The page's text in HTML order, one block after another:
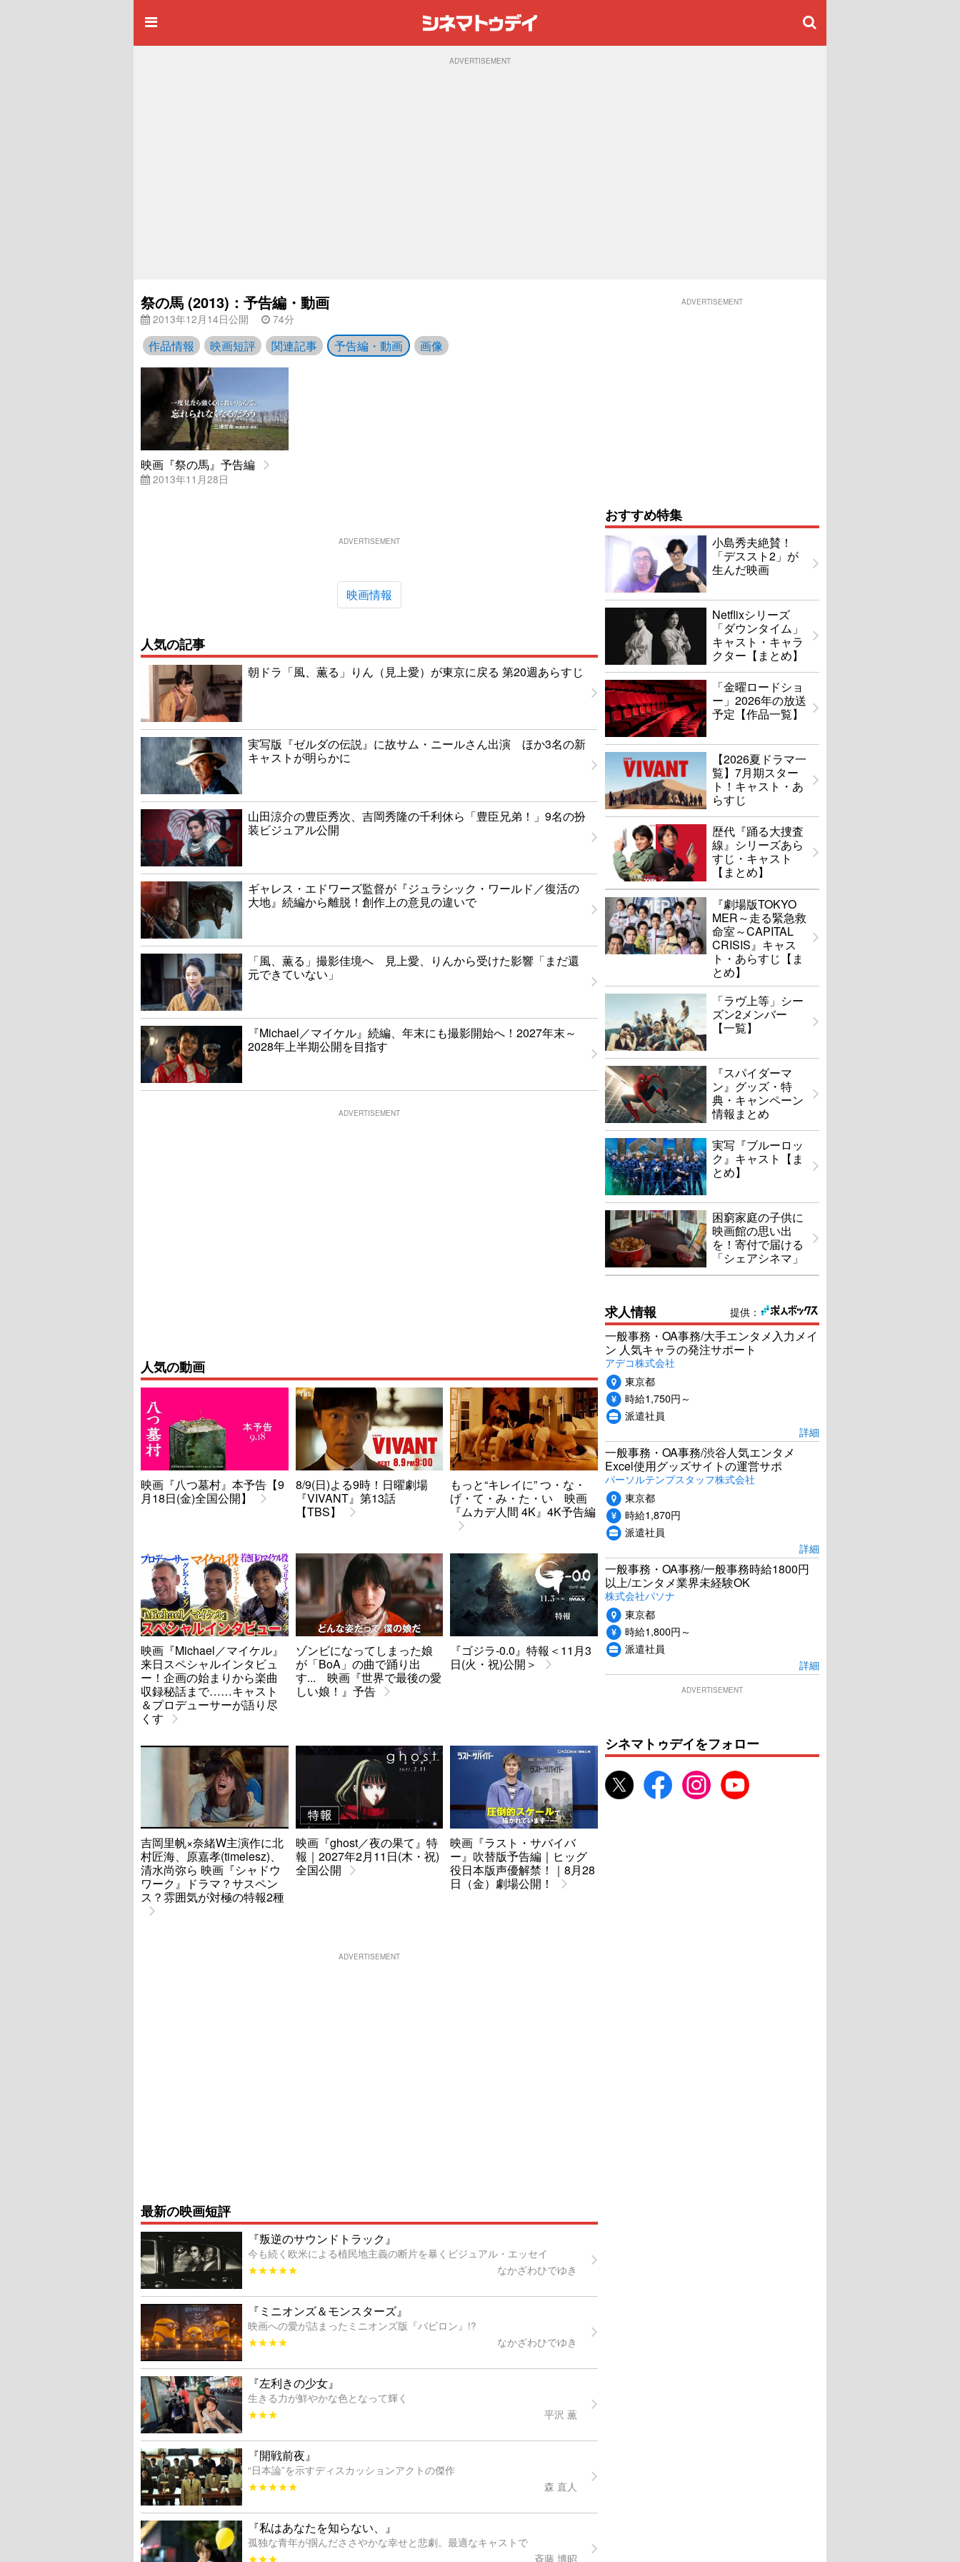
ADVERTISEMENT
祭の馬 (2013)：予告編・動画
2013年12月14日公開 74分
作品情報 映画短評 関連記事 予告編・動画 画像
映画『祭の馬』予告編
2013年11月28日
ADVERTISEMENT
映画情報
人気の記事
朝ドラ「風、薫る」りん（見上愛）が東京に戻る 第20週あらすじ
実写版『ゼルダの伝説』に故サム・ニールさん出演 ほか3名の新
キャストが明らかに
山田涼介の豊臣秀次、吉岡秀隆の千利休ら「豊臣兄弟！」9名の扮
装ビジュアル公開
ギャレス・エドワーズ監督が『ジュラシック・ワールド／復活の
大地』続編から離脱！創作上の意見の違いで
「風、薫る」撮影佳境へ 見上愛、りんから受けた影響「まだ還
元できていない」
『Michael／マイケル』続編、年末にも撮影開始へ！2027年末～
2028年上半期公開を目指す
ADVERTISEMENT
人気の動画
映画『八つ墓村』本予告【9
月18日(金)全国公開】
8/9(日)よる9時！日曜劇場
『VIVANT』第13話
【TBS】
もっと“キレイに” つ・な・
げ・て・み・た・い 映画
『ムカデ人間 4K』4K予告編
映画『Michael／マイケル』
来日スペシャルインタビュ
ー！企画の始まりから楽曲
収録秘話まで……キャスト
＆プロデューサーが語り尽
くす
ゾンビになってしまった娘
が「BoA」の曲で踊り出
す... 映画『世界で最後の愛
しい娘！』予告
『ゴジラ-0.0』特報＜11月3
日(火・祝)公開＞
吉岡里帆×奈緒W主演作に北
村匠海、原嘉孝(timelesz)、
清水尚弥ら 映画『シャドウ
ワーク』ドラマ？サスペン
ス？雰囲気が対極の特報2種
映画『ghost／夜の果て』特
報｜2027年2月11日(木・祝)
全国公開
映画『ラスト・サバイバ
ー』吹替版予告編｜ヒッグ
役日本版声優解禁！｜8月28
日（金）劇場公開！
ADVERTISEMENT
最新の映画短評
『叛逆のサウンドトラック』
今も続く欧米による植民地主義の断片を暴くビジュアル・エッセイ
★★★★★
なかざわひでゆき
『ミニオンズ＆モンスターズ』
映画への愛が詰まったミニオンズ版『バビロン』!?
★★★★
なかざわひでゆき
『左利きの少女』
生きる力が鮮やかな色となって輝く
★★★
平沢 薫
『開戦前夜』
“日本論”を示すディスカッションアクトの傑作
★★★★★
森 直人
『私はあなたを知らない、』
孤独な青年が掴んだささやかな幸せと悲劇。最適なキャストで
★★★
斉藤 博昭
ADVERTISEMENT
おすすめ特集
小島秀夫絶賛！
「デススト2」が
生んだ映画
Netflixシリーズ
「ダウンタイム」
キャスト・キャラ
クター【まとめ】
「金曜ロードショ
ー」2026年の放送
予定【作品一覧】
【2026夏ドラマ一
覧】7月期スター
ト！キャスト・あ
らすじ
歴代『踊る大捜査
線』シリーズあら
すじ・キャスト
【まとめ】
『劇場版TOKYO
MER～走る緊急救
命室～CAPITAL
CRISIS』キャス
ト・あらすじ【ま
とめ】
「ラヴ上等」シー
ズン2メンバー
【一覧】
『スパイダーマ
ン』グッズ・特
典・キャンペーン
情報まとめ
実写『ブルーロッ
ク』キャスト【ま
とめ】
困窮家庭の子供に
映画館の思い出
を！寄付で届ける
「シェアシネマ」
提供：
求人情報
一般事務・OA事務/大手エンタメ入力メイ
ン 人気キャラの発注サポート
アデコ株式会社
東京都
時給1,750円～
派遣社員
詳細
一般事務・OA事務/渋谷人気エンタメ
Excel使用グッズサイトの運営サポ
パーソルテンプスタッフ株式会社
東京都
時給1,870円
派遣社員
詳細
一般事務・OA事務/一般事務時給1800円
以上/エンタメ業界未経験OK
株式会社パソナ
東京都
時給1,800円～
派遣社員
詳細
ADVERTISEMENT
シネマトゥデイをフォロー